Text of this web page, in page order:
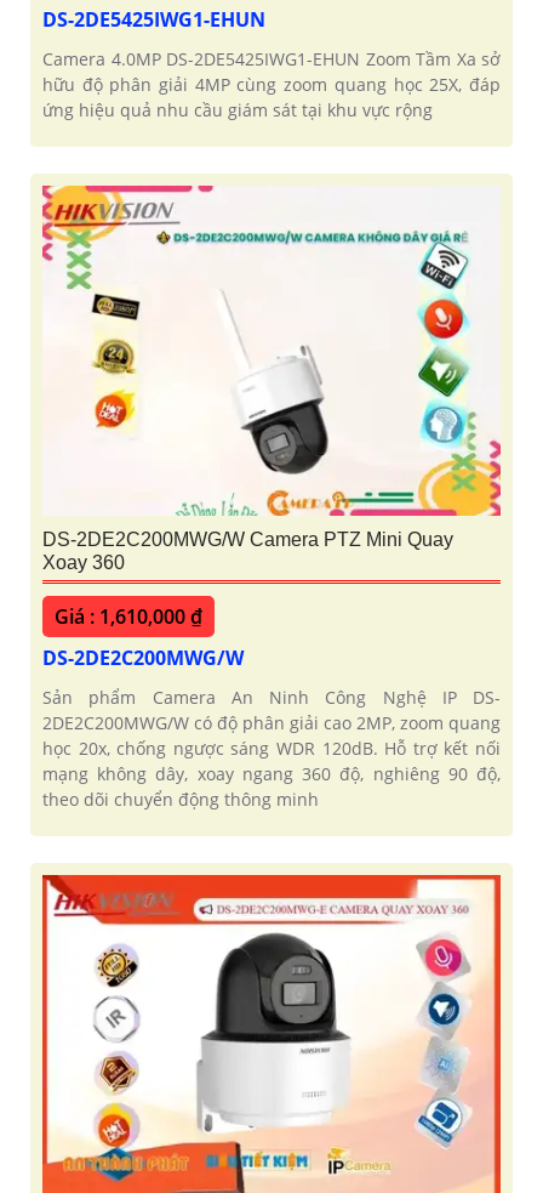
DS-2DE5425IWG1-EHUN
Camera 4.0MP DS-2DE5425IWG1-EHUN Zoom Tầm Xa sở
hữu độ phân giải 4MP cùng zoom quang học 25X, đáp
ứng hiệu quả nhu cầu giám sát tại khu vực rộng
DS-2DE2C200MWG/W Camera PTZ Mini Quay
Xoay 360
Giá : 1,610,000 ₫
DS-2DE2C200MWG/W
Sản phẩm Camera An Ninh Công Nghệ IP DS-
2DE2C200MWG/W có độ phân giải cao 2MP, zoom quang
học 20x, chống ngược sáng WDR 120dB. Hỗ trợ kết nối
mạng không dây, xoay ngang 360 độ, nghiêng 90 độ,
theo dõi chuyển động thông minh